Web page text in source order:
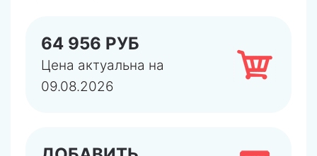
64 956 РУБ
Цена актуальна на
09.08.2026